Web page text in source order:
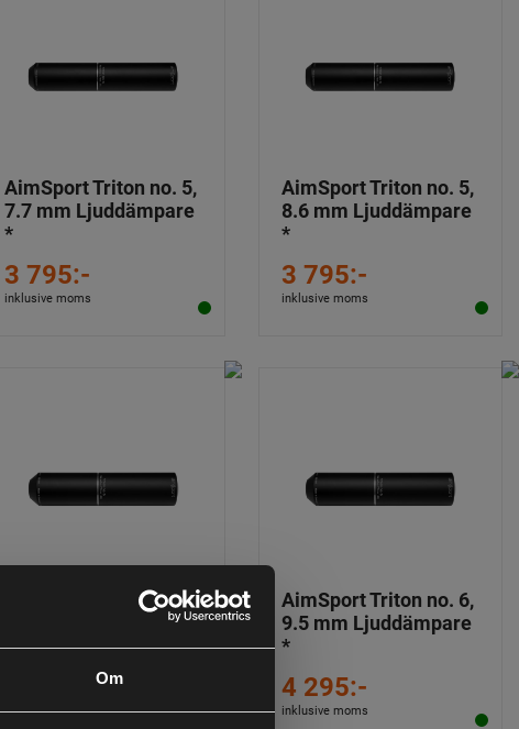
Om
AimSport Triton no. 5,
7.7 mm Ljuddämpare
*
3 795:-
inklusive moms
AimSport Triton no. 5,
8.6 mm Ljuddämpare
*
3 795:-
inklusive moms
AimSport Triton no. 6,
8.6 mm Ljuddämpare
*
inklusive moms
AimSport Triton no. 6,
9.5 mm Ljuddämpare
*
4 295:-
inklusive moms